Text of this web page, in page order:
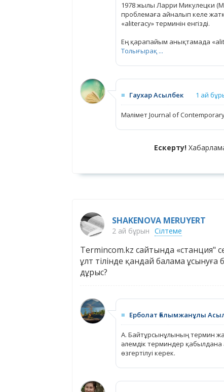
1978 жылы Ларри Микулецки
проблемаға айналып келе
«aliteracy» терминін енгізді.
Ең қарапайым анықтамада
Толығырақ ...
≡ Гаухар Асылбек 1 ай
Мәлімет Journal of
Ескерту!
SHAKENOVA MERUYERT
2 ай бұрын Сілтеме
Termincom.kz сайтында «станция"
ұлт тілінде қандай балама
дұрыс?
≡ Ерболат Ғалымжанұлы
А. Байтұрсынұлының термин
әлемдік терминдер қабылдана
өзгертілуі керек.